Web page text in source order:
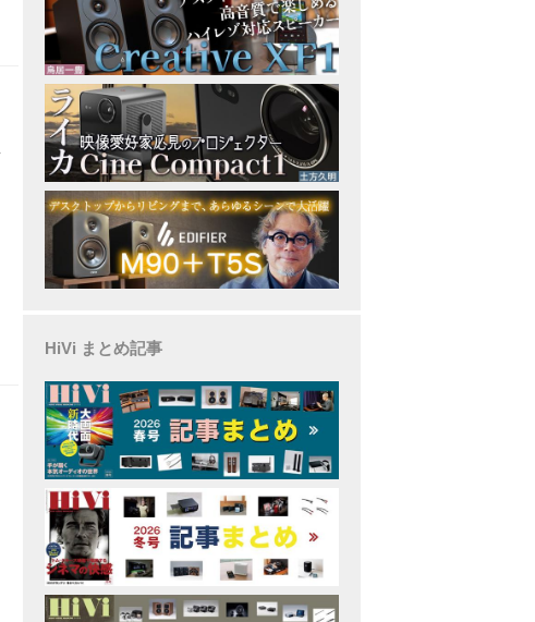
HiVi まとめ記事